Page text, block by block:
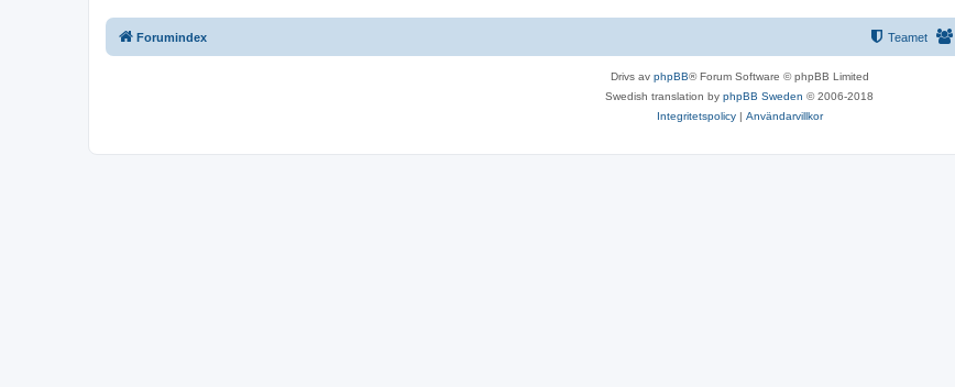
Forumindex Teamet
Drivs av phpBB® Forum Software © phpBB Limited
Swedish translation by phpBB Sweden © 2006-2018
Integritetspolicy| Användarvillkor